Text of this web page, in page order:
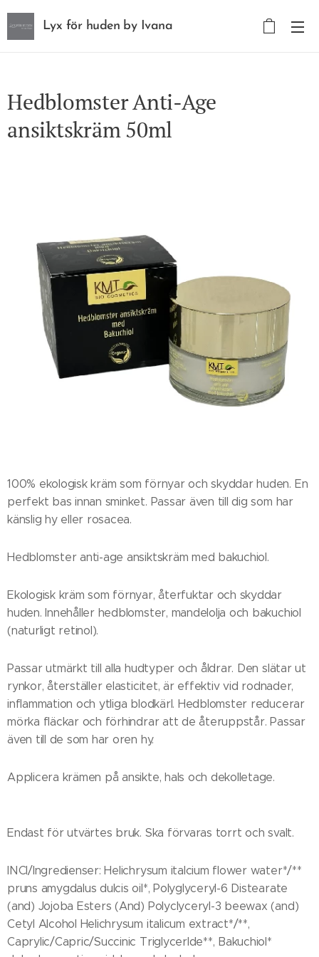
Lyx för huden by Ivana
Hedblomster Anti-Age
ansiktskräm 50ml
100% ekologisk kräm som förnyar och skyddar huden. En
perfekt bas innan sminket. Passar även till dig som har
känslig hy eller rosacea.
Hedblomster anti-age ansiktskräm med bakuchiol.
Ekologisk kräm som förnyar, återfuktar och skyddar
huden. Innehåller hedblomster, mandelolja och bakuchiol
(naturligt retinol).
Passar utmärkt till alla hudtyper och åldrar. Den slätar ut
rynkor, återställer elasticitet, är effektiv vid rodnader,
inflammation och ytliga blodkärl. Hedblomster reducerar
mörka fläckar och förhindrar att de återuppstår. Passar
även till de som har oren hy.
Applicera krämen på ansikte, hals och dekolletage.
Endast för utvärtes bruk. Ska förvaras torrt och svalt.
INCI/Ingredienser: Helichrysum italcium flower water*/**
pruns amygdalus dulcis oil*, Polyglyceryl-6 Distearate
(and) Jojoba Esters (And) Polyclyceryl-3 beewax (and)
Cetyl Alcohol Helichrysum italicum extract*/**,
Caprylic/Capric/Succinic Triglycerlde**, Bakuchiol*